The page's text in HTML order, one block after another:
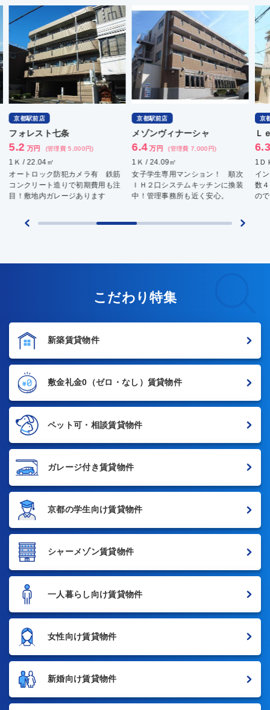
京都駅前店
メゾンヴィナーシャ
6.4 万円 (管理費 7,000円)
1Ｋ / 24.09㎡
女子学生専用マンション！ 順次
ＩＨ２口システムキッチンに換装
中！管理事務所も近く安心。
京都駅前店
Ｌｅｖａｎｔ洛南
6.3 万円 (管理費 5,000円)
1ＤＫ / 31.36㎡
インターネット接続無料！ 総戸
数４戸、全てのお部屋が角部屋な
ので、気楽に過ごせそうです
伏
デ
6
1Ｋ
駅
グ
可！
こだわり特集
新築賃貸物件
敷金礼金0 （ゼロ・なし）賃貸物件
ペット可・相談賃貸物件
ガレージ付き賃貸物件
京都の学生向け賃貸物件
シャーメゾン賃貸物件
一人暮らし向け賃貸物件
女性向け賃貸物件
新婚向け賃貸物件